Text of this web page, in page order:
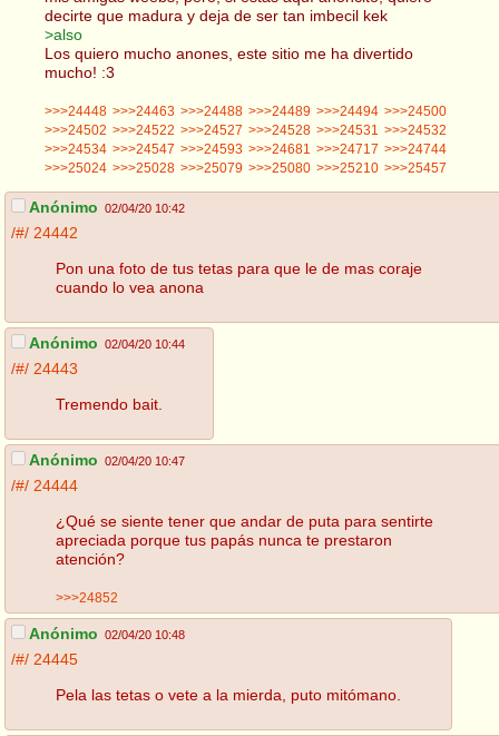
decirte que madura y deja de ser tan imbecil kek
>also
Los quiero mucho anones, este sitio me ha divertido
mucho! :3
>>>24448 >>>24463 >>>24488 >>>24489 >>>24494 >>>24500
>>>24502 >>>24522 >>>24527 >>>24528 >>>24531
>>>24532
>>>24534 >>>24547 >>>24593 >>>24681 >>>24717 >>>24744
>>>25024 >>>25028 >>>25079 >>>25080 >>>25210 >>>25457
Anónimo 02/04/20 10:42
/#/ 24442
Pon una foto de tus tetas para que le de mas coraje
cuando lo vea anona
Anónimo 02/04/20 10:44
/#/ 24443
Tremendo bait.
Anónimo 02/04/20 10:47
/#/ 24444
¿Qué se siente tener que andar de puta para sentirte
apreciada porque tus papás nunca te prestaron
atención?
>>>24852
Anónimo 02/04/20 10:48
/#/ 24445
Pela las tetas o vete a la mierda, puto mitómano.